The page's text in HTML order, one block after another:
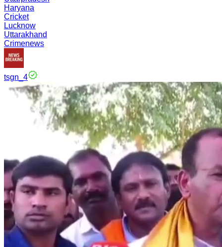
Haryana
Cricket
Lucknow
Uttarakhand
Crimenews
tsgn_4